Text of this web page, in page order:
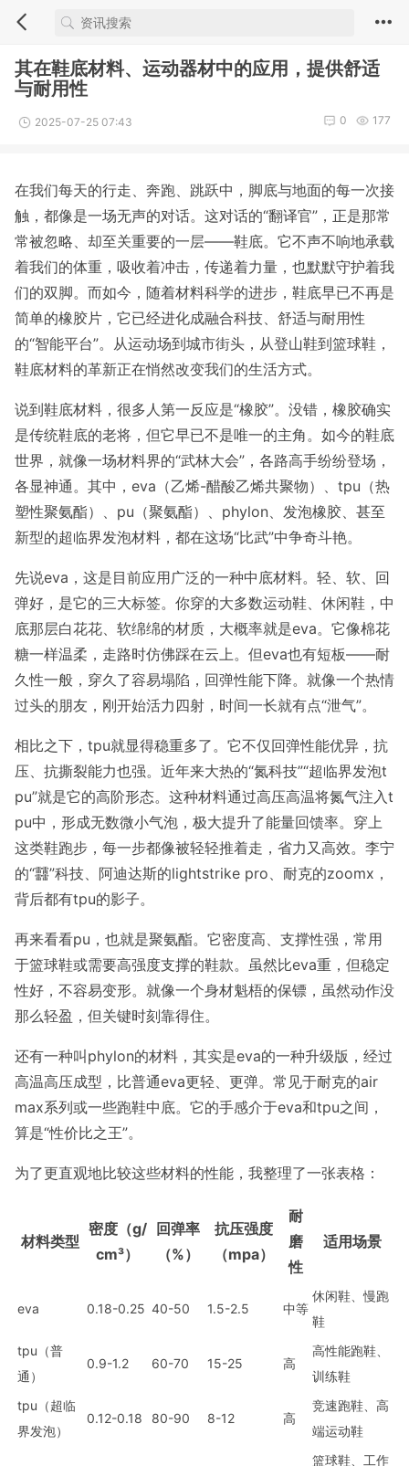
其在鞋底材料、运动器材中的应用，提供舒适
与耐用性
2025-07-25 07:43 177
0
在我们每天的行走、奔跑、跳跃中，脚底与地面的每一次接
触，都像是一场无声的对话。这对话的“翻译官”，正是那常
常被忽略、却至关重要的一层——鞋底。它不声不响地承载
着我们的体重，吸收着冲击，传递着力量，也默默守护着我
们的双脚。而如今，随着材料科学的进步，鞋底早已不再是
简单的橡胶片，它已经进化成融合科技、舒适与耐用性
的“智能平台”。从运动场到城市街头，从登山鞋到篮球鞋，
鞋底材料的革新正在悄然改变我们的生活方式。
说到鞋底材料，很多人第一反应是“橡胶”。没错，橡胶确实
是传统鞋底的老将，但它早已不是唯一的主角。如今的鞋底
世界，就像一场材料界的“武林大会”，各路高手纷纷登场，
各显神通。其中，eva（乙烯-醋酸乙烯共聚物）、tpu（热
塑性聚氨酯）、pu（聚氨酯）、phylon、发泡橡胶、甚至
新型的超临界发泡材料，都在这场“比武”中争奇斗艳。
先说eva，这是目前应用广泛的一种中底材料。轻、软、回
弹好，是它的三大标签。你穿的大多数运动鞋、休闲鞋，中
底那层白花花、软绵绵的材质，大概率就是eva。它像棉花
糖一样温柔，走路时仿佛踩在云上。但eva也有短板——耐
久性一般，穿久了容易塌陷，回弹性能下降。就像一个热情
过头的朋友，刚开始活力四射，时间一长就有点“泄气”。
相比之下，tpu就显得稳重多了。它不仅回弹性能优异，抗
压、抗撕裂能力也强。近年来大热的“氮科技”“超临界发泡t
pu”就是它的高阶形态。这种材料通过高压高温将氮气注入t
pu中，形成无数微小气泡，极大提升了能量回馈率。穿上
这类鞋跑步，每一步都像被轻轻推着走，省力又高效。李宁
的“䨻”科技、阿迪达斯的lightstrike pro、耐克的zoomx，
背后都有tpu的影子。
再来看看pu，也就是聚氨酯。它密度高、支撑性强，常用
于篮球鞋或需要高强度支撑的鞋款。虽然比eva重，但稳定
性好，不容易变形。就像一个身材魁梧的保镖，虽然动作没
那么轻盈，但关键时刻靠得住。
还有一种叫phylon的材料，其实是eva的一种升级版，经过
高温高压成型，比普通eva更轻、更弹。常见于耐克的air
max系列或一些跑鞋中底。它的手感介于eva和tpu之间，
算是“性价比之王”。
为了更直观地比较这些材料的性能，我整理了一张表格：
材料类型
密度（g/
cm³）
回弹率
（%）
抗压强度
（mpa）
耐
磨
性
适用场景
eva 0.18-0.25 40-50 1.5-2.5 中等
休闲鞋、慢跑
鞋
tpu（普
通）
0.9-1.2 60-70 15-25 高
高性能跑鞋、
训练鞋
tpu（超临
界发泡）
0.12-0.18 80-90 8-12 高
竞速跑鞋、高
端运动鞋
篮球鞋、工作